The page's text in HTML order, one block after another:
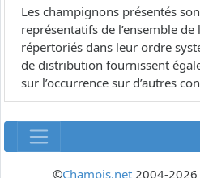
Les champignons présentés
représentatifs de l’ensemble de
répertoriés dans leur ordre
de distribution fournissent
sur l’occurrence sur d’autres
©Champis.net2004-